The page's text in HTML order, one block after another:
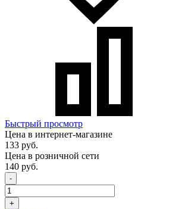
Быстрый просмотр
Цена в интернет-магазине
133 руб.
Цена в розничной сети
140 руб.
-
+